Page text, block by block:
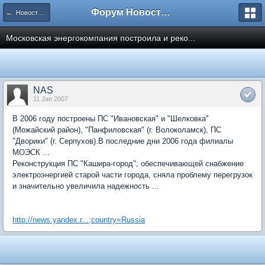
← Новости рынка недвижимости Форум Новостройки
Московская энергокомпания построила и реко...
NAS
11 Jan 2007
В 2006 году построены ПС "Ивановская" и "Шелковка"
(Можайский район), "Панфиловская" (г. Волоколамск), ПС
"Дворики" (г. Серпухов).В последние дни 2006 года филиалы
МОЭСК ...
Реконструкция ПС "Кашира-город", обеспечивающей снабжение
электроэнергией старой части города, сняла проблему перегрузок
и значительно увеличила надежность ...
http://news.yandex.r...;country=Russia